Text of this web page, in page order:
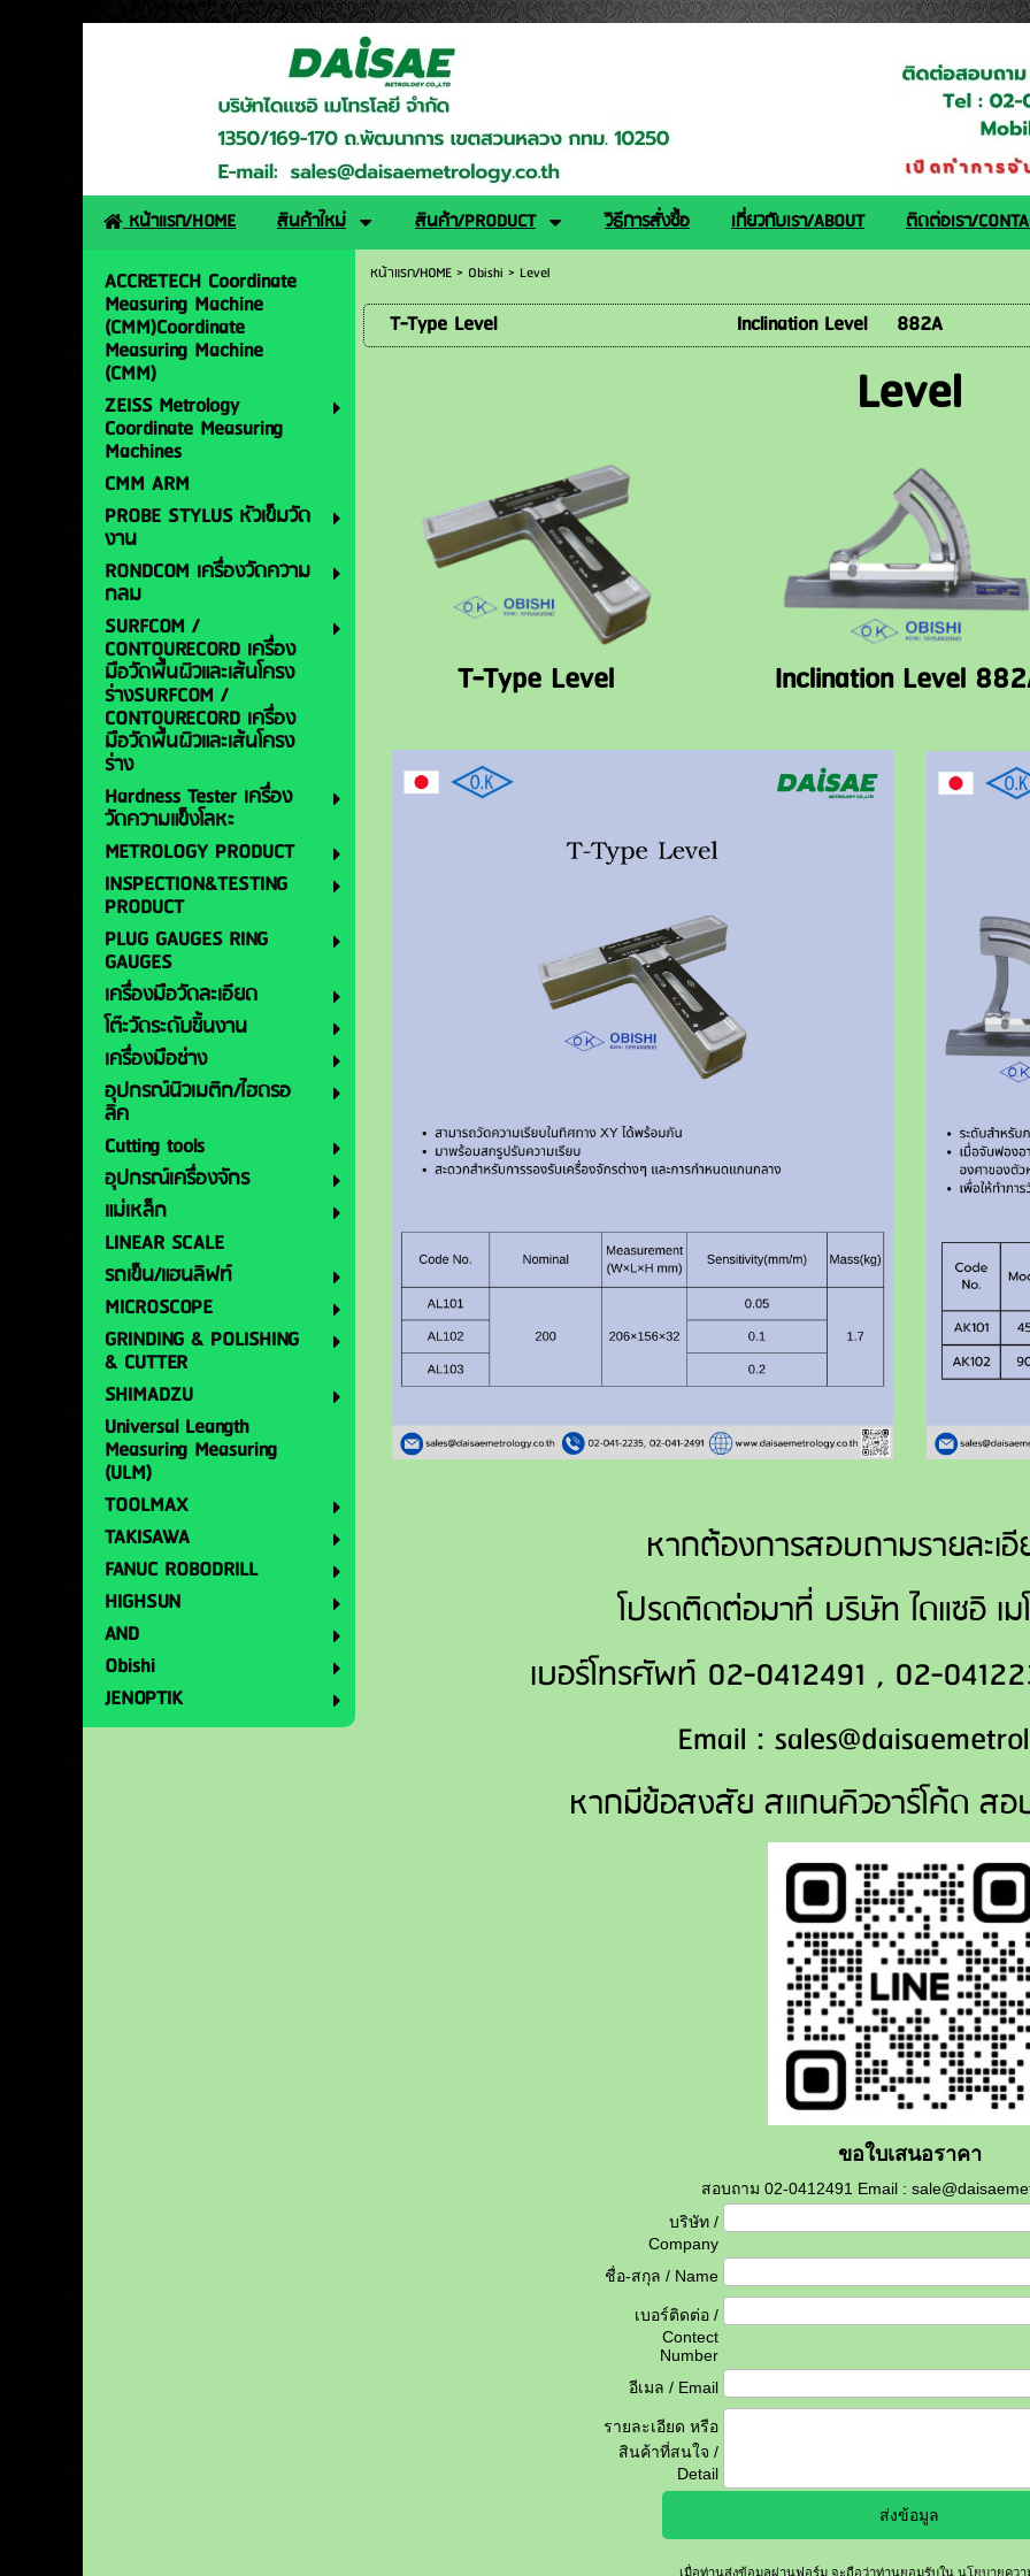
http://www.daisaemetrology.co.th/
หน้าแรก/HOME สินค้าใหม่ สินค้า/PRODUCT วิธีการสั่งซื้อ เกี่ยวกับเรา/ABOUT ติดต่อเรา/
ACCRETECH Coordinate
Measuring Machine
(CMM)Coordinate
Measuring Machine
(CMM)
ZEISS Metrology
Coordinate Measuring
Machines
CMM ARM
PROBE STYLUS หัวเข็มวัด
งาน
RONDCOM เครื่องวัดความ
กลม
SURFCOM /
CONTOURECORD เครื่อง
มือวัดพื้นผิวและเส้นโครง
ร่างSURFCOM /
CONTOURECORD เครื่อง
มือวัดพื้นผิวและเส้นโครง
ร่าง
Hardness Tester เครื่อง
วัดความแข็งโลหะ
METROLOGY PRODUCT
INSPECTION&TESTING
PRODUCT
PLUG GAUGES RING
GAUGES
เครื่องมือวัดละเอียด
โต๊ะวัดระดับชิ้นงาน
เครื่องมือช่าง
อุปกรณ์นิวเมติก/ไฮดรอ
ลิค
Cutting tools
อุปกรณ์เครื่องจักร
แม่เหล็ก
LINEAR SCALE
รถเข็น/แฮนลิฟท์
MICROSCOPE
GRINDING & POLISHING
& CUTTER
SHIMADZU
Universal Leangth
Measuring Measuring
(ULM)
TOOLMAX
TAKISAWA
FANUC ROBODRILL
HIGHSUN
AND
Obishi
JENOPTIK
หน้าแรก/HOME> Obishi > Level
T-Type Level Inclination Level 882A
Level
T-Type Level Inclination Level
หากต้องการสอบถามรายละเ
โปรดติดต่อมาที่ บริษัท ไดแซอิ เ
เบอร์โทรศัพท์ 02-0412491 , 02-
Email :
หากมีข้อสงสัย สแกนคิวอาร์โค้ด สอ
ขอใบเสนอราคา
สอบถาม 02-0412491 Email :
บริษัท /
Company
ชื่อ-สกุล / Name
เบอร์ติดต่อ /
Contect
Number
อีเมล / Email
รายละเอียด หรือ
สินค้าที่สนใจ /
Detail
เมื่อท่านส่งข้อมูลผ่านฟอร์ม จะถือว่าท่านยอมรับในนโยบายควา